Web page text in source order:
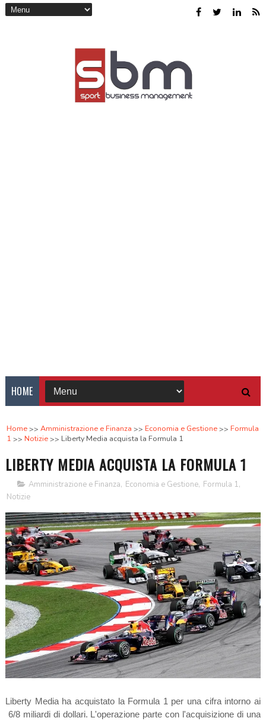
HOME
Home Amministrazione e Finanza Economia e Gestione
Formula
1
Notizie Liberty Media acquista la Formula 1
LIBERTY MEDIA ACQUISTA LA FORMULA 1
Amministrazione e Finanza, Economia e Gestione, Formula 1,
Notizie
Liberty Media ha acquistato la Formula 1 per una cifra intorno ai
6/8 miliardi di dollari. L'operazione parte con l'acquisizione di una